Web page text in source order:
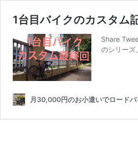
1台目バイクのカスタム
Share
のシリー
月30,000円のお小遣いでロードバ